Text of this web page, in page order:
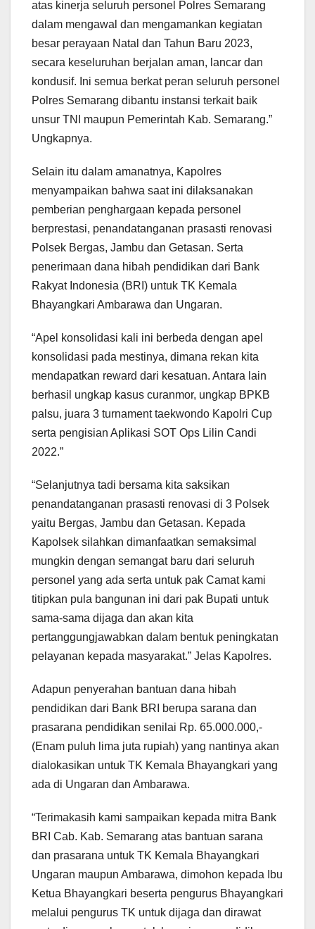
atas kinerja seluruh personel Polres Semarang
dalam mengawal dan mengamankan kegiatan
besar perayaan Natal dan Tahun Baru 2023,
secara keseluruhan berjalan aman, lancar dan
kondusif. Ini semua berkat peran seluruh personel
Polres Semarang dibantu instansi terkait baik
unsur TNI maupun Pemerintah Kab. Semarang.”
Ungkapnya.
Selain itu dalam amanatnya, Kapolres
menyampaikan bahwa saat ini dilaksanakan
pemberian penghargaan kepada personel
berprestasi, penandatanganan prasasti renovasi
Polsek Bergas, Jambu dan Getasan. Serta
penerimaan dana hibah pendidikan dari Bank
Rakyat Indonesia (BRI) untuk TK Kemala
Bhayangkari Ambarawa dan Ungaran.
“Apel konsolidasi kali ini berbeda dengan apel
konsolidasi pada mestinya, dimana rekan kita
mendapatkan reward dari kesatuan. Antara lain
berhasil ungkap kasus curanmor, ungkap BPKB
palsu, juara 3 turnament taekwondo Kapolri Cup
serta pengisian Aplikasi SOT Ops Lilin Candi
2022.”
“Selanjutnya tadi bersama kita saksikan
penandatanganan prasasti renovasi di 3 Polsek
yaitu Bergas, Jambu dan Getasan. Kepada
Kapolsek silahkan dimanfaatkan semaksimal
mungkin dengan semangat baru dari seluruh
personel yang ada serta untuk pak Camat kami
titipkan pula bangunan ini dari pak Bupati untuk
sama-sama dijaga dan akan kita
pertanggungjawabkan dalam bentuk peningkatan
pelayanan kepada masyarakat.” Jelas Kapolres.
Adapun penyerahan bantuan dana hibah
pendidikan dari Bank BRI berupa sarana dan
prasarana pendidikan senilai Rp. 65.000.000,-
(Enam puluh lima juta rupiah) yang nantinya akan
dialokasikan untuk TK Kemala Bhayangkari yang
ada di Ungaran dan Ambarawa.
“Terimakasih kami sampaikan kepada mitra Bank
BRI Cab. Kab. Semarang atas bantuan sarana
dan prasarana untuk TK Kemala Bhayangkari
Ungaran maupun Ambarawa, dimohon kepada Ibu
Ketua Bhayangkari beserta pengurus Bhayangkari
melalui pengurus TK untuk dijaga dan dirawat